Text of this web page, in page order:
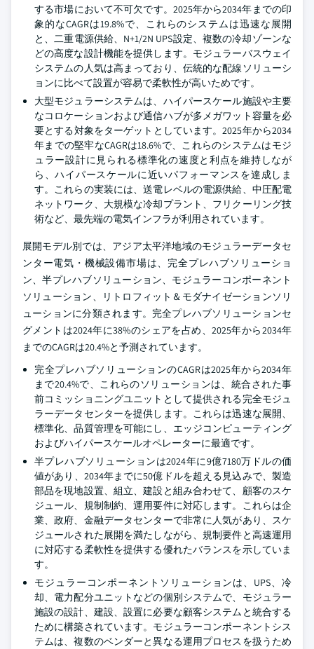
する市場において不可欠です。2025年から2034年までの印
象的なCAGRは19.8%で、これらのシステムは迅速な展開
と、二重電源供給、N+1/2N UPS設定、複数の冷却ゾーンな
どの高度な設計機能を提供します。モジュラーバスウェイ
システムの人気は高まっており、伝統的な配線ソリューシ
ョンに比べて設置が容易で柔軟性が高いためです。
大型モジュラーシステムは、ハイパースケール施設や主要
なコロケーションおよび通信ハブが多メガワット容量を必
要とする対象をターゲットとしています。2025年から2034
年までの堅牢なCAGRは18.6%で、これらのシステムはモジ
ュラー設計に見られる標準化の速度と利点を維持しなが
ら、ハイパースケールに近いパフォーマンスを達成しま
す。これらの実装には、送電レベルの電源供給、中圧配電
ネットワーク、大規模な冷却プラント、フリクーリング技
術など、最先端の電気インフラが利用されています。
展開モデル別では、アジア太平洋地域のモジュラーデータセ
ンター電気・機械設備市場は、完全プレハブソリューショ
ン、半プレハブソリューション、モジュラーコンポーネント
ソリューション、リトロフィット＆モダナイゼーションソリ
ューションに分類されます。完全プレハブソリューションセ
グメントは2024年に38%のシェアを占め、2025年から2034年
までのCAGRは20.4%と予測されています。
完全プレハブソリューションのCAGRは2025年から2034年
まで20.4%で、これらのソリューションは、統合された事
前コミッショニングユニットとして提供される完全モジュ
ラーデータセンターを提供します。これらは迅速な展開、
標準化、品質管理を可能にし、エッジコンピューティング
およびハイパースケールオペレーターに最適です。
半プレハブソリューションは2024年に9億7180万ドルの価
値があり、2034年までに50億ドルを超える見込みで、製造
部品を現地設置、組立、建設と組み合わせて、顧客のスケ
ジュール、規制制約、運用要件に対応します。これらは企
業、政府、金融データセンターで非常に人気があり、スケ
ジュールされた展開を満たしながら、規制要件と高速運用
に対応する柔軟性を提供する優れたバランスを示していま
す。
モジュラーコンポーネントソリューションは、UPS、冷
却、電力配分ユニットなどの個別システムで、モジュラー
施設の設計、建設、設置に必要な顧客システムと統合する
ために構築されています。モジュラーコンポーネントシス
テムは、複数のベンダーと異なる運用プロセスを扱うため